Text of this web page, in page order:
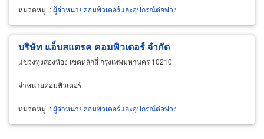
หมวดหมู่ :ผู้จำหน่ายคอมพิวเตอร์และอุปกรณ์ต่อพ่วง
บริษัท แอ็บสแตรค คอมพิวเตอร์ จำกัด
แขวงทุ่งสองห้อง เขตหลักสี่ กรุงเทพมหานคร 10210
จำหน่ายคอมพิวเตอร์
หมวดหมู่ :ผู้จำหน่ายคอมพิวเตอร์และอุปกรณ์ต่อพ่วง